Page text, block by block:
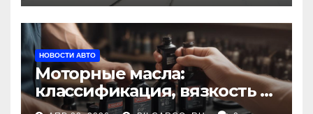
НОВОСТИ АВТО
Моторные масла:
классификация, вязкость и
рекомендации по выбору